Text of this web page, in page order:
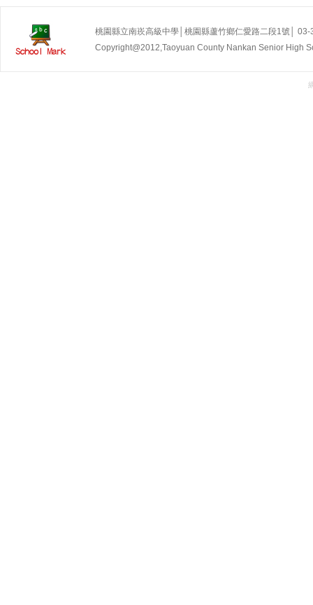
桃園縣立南崁高級中學│桃園縣蘆竹鄉仁愛路二段1號│
Copyright@2012,Taoyuan County Nankan Senior High